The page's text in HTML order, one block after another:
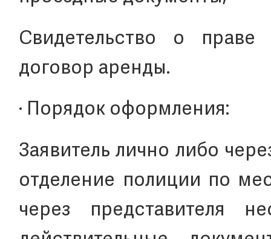
Свидетельство о
договор аренды.
· Порядок оформления:
Заявитель лично либо
отделение полиции по
через представителя